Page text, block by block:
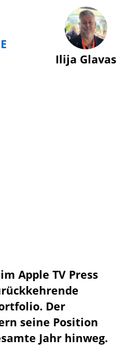
Ilija Glavas
Apple TV Press
Der
seine Position
Jahr hinweg.